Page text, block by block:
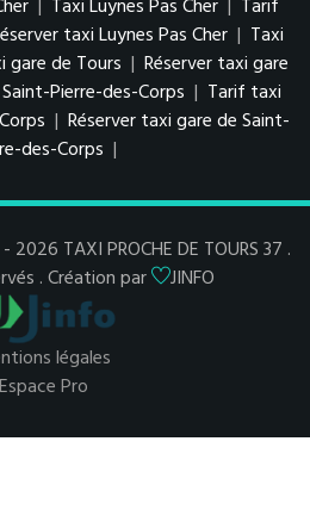
| Taxi Luynes Pas Cher | Tarif
taxi Luynes Pas Cher | Taxi
gare de Tours | Réserver taxi gare
Pierre-des-Corps | Tarif taxi
| Réserver taxi gare de Saint-
des-Corps |
TAXI PROCHE DE TOURS 37 .
. Création par
JINFO
légales
Espace Pro